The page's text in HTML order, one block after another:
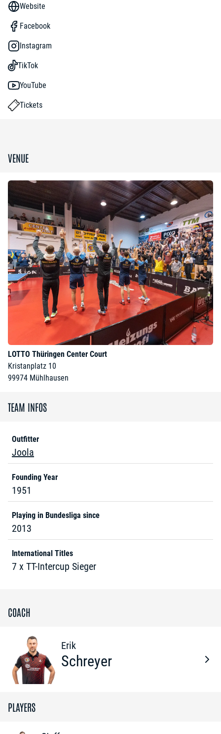
Website
Facebook
Instagram
TikTok
YouTube
Tickets
VENUE
LOTTO Thüringen Center Court
Kristanplatz 10
99974 Mühlhausen
TEAM INFOS
Outfitter
Joola
Founding Year
1951
Playing in Bundesliga since
2013
International Titles
7 x TT-Intercup Sieger
COACH
Erik
Schreyer
PLAYERS